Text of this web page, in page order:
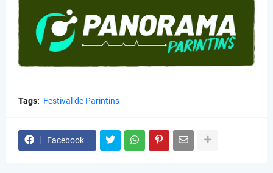
Tags: Festival de Parintins
Facebook